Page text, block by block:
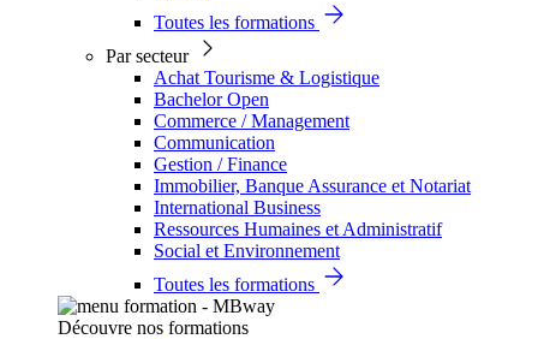
Toutes les formations
Par secteur
Achat Tourisme & Logistique
Bachelor Open
Commerce / Management
Communication
Gestion / Finance
Immobilier, Banque Assurance et Notariat
International Business
Ressources Humaines et Administratif
Social et Environnement
Toutes les formations
Découvre nos formations